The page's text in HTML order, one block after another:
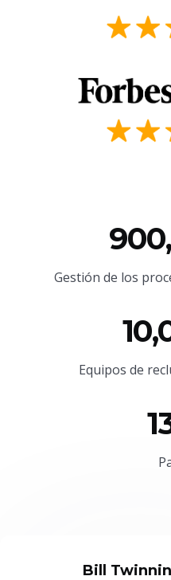
Gestión de los
Equipos de
Bill